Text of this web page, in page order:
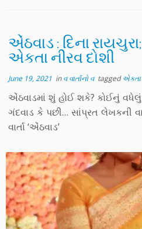
એંઠવાડ : દિના
એકતા નીરવ દોશી
June 19, 2021 inવ વાર્તાનો વ taggedએકતા
એંઠવાડમાં શું હોઈ શકે? કોઈનું વધેલું
ગંદવાડ કે પછી… સાંપ્રત લેખકની
વાર્તા ‘એંઠવાડ’